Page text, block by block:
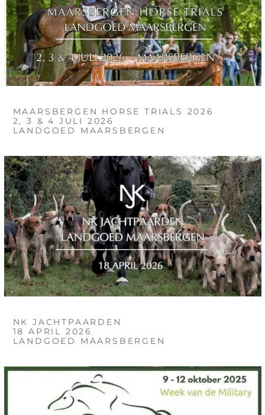
MAARSBERGEN HORSE TRIALS 2026
2, 3 & 4 JULI 2026
LANDGOED MAARSBERGEN
NK JACHTPAARDEN
18 APRIL 2026
LANDGOED MAARSBERGEN